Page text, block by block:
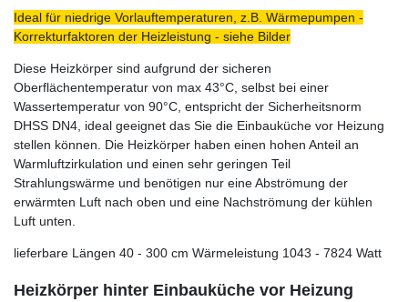
Ideal für niedrige Vorlauftemperaturen, z.B. Wärmepumpen -
Korrekturfaktoren der Heizleistung - siehe Bilder
Diese Heizkörper sind aufgrund der sicheren
Oberflächentemperatur von max 43°C, selbst bei einer
Wassertemperatur von 90°C, entspricht der Sicherheitsnorm
DHSS DN4, ideal geeignet das Sie die Einbauküche vor Heizung
stellen können. Die Heizkörper haben einen hohen Anteil an
Warmluftzirkulation und einen sehr geringen Teil
Strahlungswärme und benötigen nur eine Abströmung der
erwärmten Luft nach oben und eine Nachströmung der kühlen
Luft unten.
lieferbare Längen 40 - 300 cm Wärmeleistung 1043 - 7824 Watt
Heizkörper hinter Einbauküche vor Heizung